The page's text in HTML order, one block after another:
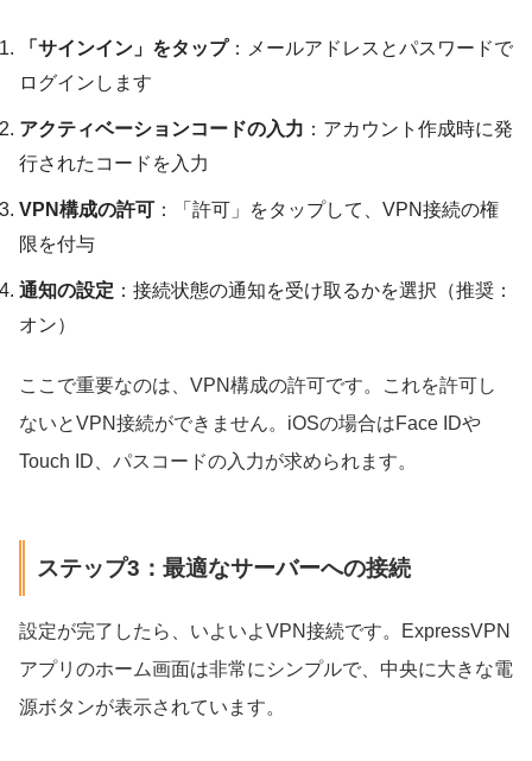
「サインイン」をタップ：メールアドレスとパスワードで
ログインします
アクティベーションコードの入力 ：アカウント作成時に発
行されたコードを入力
VPN構成の許可 ：「許可」をタップして、VPN接続の権
限を付与
通知の設定 ：接続状態の通知を受け取るかを選択（推奨：
オン）
ここで重要なのは、VPN構成の許可です。これを許可し
ないとVPN接続ができません。iOSの場合はFace IDや
Touch ID、パスコードの入力が求められます。
ステップ3：最適なサーバーへの接続
設定が完了したら、いよいよVPN接続です。ExpressVPN
アプリのホーム画面は非常にシンプルで、中央に大きな電
源ボタンが表示されています。